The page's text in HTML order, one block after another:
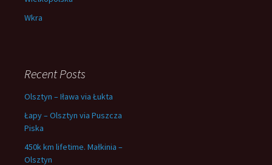
Wkra
Recent Posts
Olsztyn – Iława via Łukta
Łapy – Olsztyn via Puszcza
Piska
450k km lifetime. Małkinia –
Olsztyn